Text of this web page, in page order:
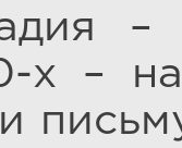
х –